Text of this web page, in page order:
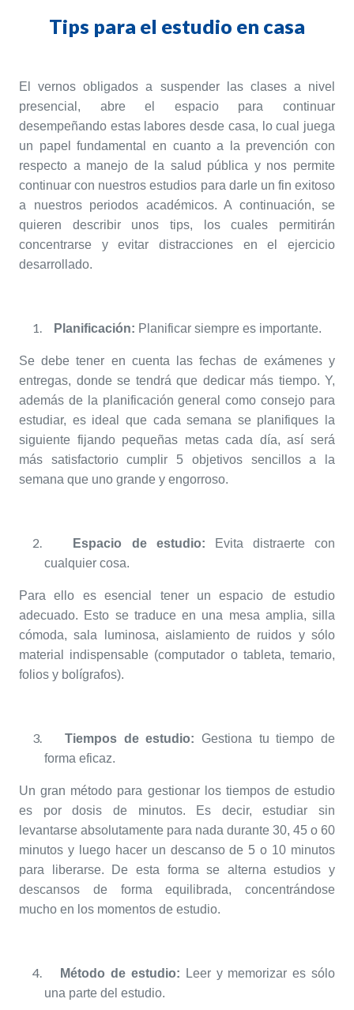
Tips para el estudio en casa
El vernos obligados a suspender las clases a nivel
presencial, abre el espacio para continuar
desempeñando estas labores desde casa, lo cual juega
un papel fundamental en cuanto a la prevención con
respecto a manejo de la salud pública y nos permite
continuar con nuestros estudios para darle un fin exitoso
a nuestros periodos académicos. A continuación, se
quieren describir unos tips, los cuales permitirán
concentrarse y evitar distracciones en el ejercicio
desarrollado.
Planificación: Planificar siempre es importante.
Se debe tener en cuenta las fechas de exámenes y
entregas, donde se tendrá que dedicar más tiempo. Y,
además de la planificación general como consejo para
estudiar, es ideal que cada semana se planifiques la
siguiente fijando pequeñas metas cada día, así será
más satisfactorio cumplir 5 objetivos sencillos a la
semana que uno grande y engorroso.
Espacio de estudio: Evita distraerte con
cualquier cosa.
Para ello es esencial tener un espacio de estudio
adecuado. Esto se traduce en una mesa amplia, silla
cómoda, sala luminosa, aislamiento de ruidos y sólo
material indispensable (computador o tableta, temario,
folios y bolígrafos).
Tiempos de estudio: Gestiona tu tiempo de
forma eficaz.
Un gran método para gestionar los tiempos de estudio
es por dosis de minutos. Es decir, estudiar sin
levantarse absolutamente para nada durante 30, 45 o 60
minutos y luego hacer un descanso de 5 o 10 minutos
para liberarse. De esta forma se alterna estudios y
descansos de forma equilibrada, concentrándose
mucho en los momentos de estudio.
Método de estudio: Leer y memorizar es sólo
una parte del estudio.